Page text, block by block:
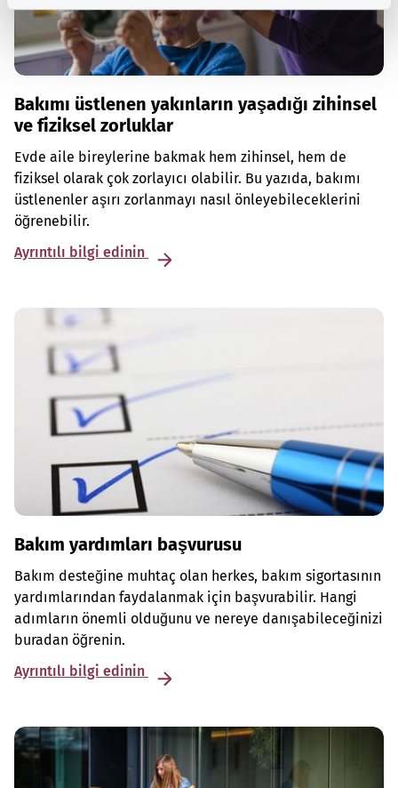
Bakımı üstlenen yakınların yaşadığı zihinsel
ve fiziksel zorluklar
Evde aile bireylerine bakmak hem zihinsel, hem de
fiziksel olarak çok zorlayıcı olabilir. Bu yazıda, bakımı
üstlenenler aşırı zorlanmayı nasıl önleyebileceklerini
öğrenebilir.
Ayrıntılı bilgi edinin
Bakım yardımları başvurusu
Bakım desteğine muhtaç olan herkes, bakım sigortasının
yardımlarından faydalanmak için başvurabilir. Hangi
adımların önemli olduğunu ve nereye danışabileceğinizi
buradan öğrenin.
Ayrıntılı bilgi edinin